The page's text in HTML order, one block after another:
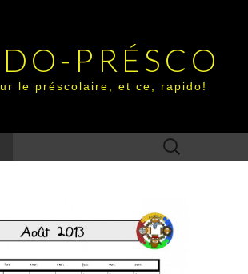
PRÉSCO
le préscolaire, et ce, rapido!
Rechercher :